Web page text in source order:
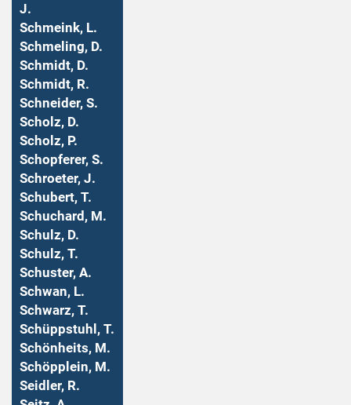
J.
Schmeink, L.
Schmeling, D.
Schmidt, D.
Schmidt, R.
Schneider, S.
Scholz, D.
Scholz, P.
Schopferer, S.
Schroeter, J.
Schubert, T.
Schuchard, M.
Schulz, D.
Schulz, T.
Schuster, A.
Schwan, L.
Schwarz, T.
Schüppstuhl, T.
Schönheits, M.
Schöpplein, M.
Seidler, R.